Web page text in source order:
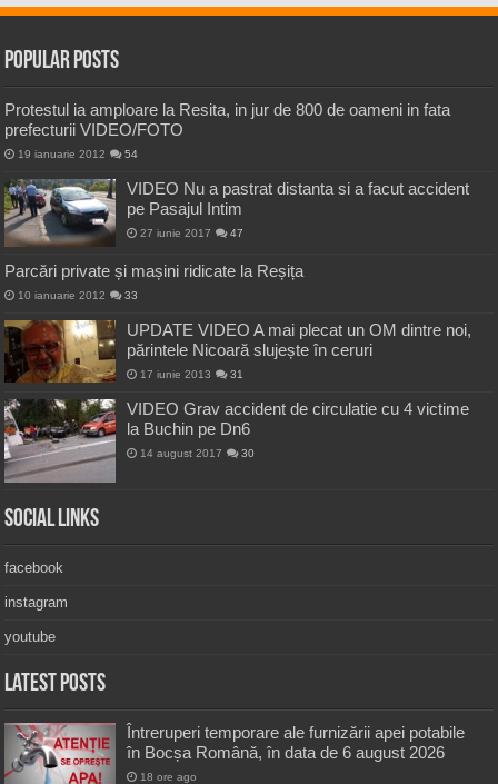
Popular Posts
Protestul ia amploare la Resita, in jur de 800 de oameni in fata
prefecturii VIDEO/FOTO
19 ianuarie 2012 54
VIDEO Nu a pastrat distanta si a facut accident
pe Pasajul Intim
27 iunie 2017 47
Parcări private și mașini ridicate la Reșița
10 ianuarie 2012 33
UPDATE VIDEO A mai plecat un OM dintre noi,
părintele Nicoară slujește în ceruri
17 iunie 2013 31
VIDEO Grav accident de circulatie cu 4 victime
la Buchin pe Dn6
14 august 2017 30
Social Links
facebook
instagram
youtube
Latest Posts
Întreruperi temporare ale furnizării apei potabile
în Bocșa Română, în data de 6 august 2026
18 ore ago